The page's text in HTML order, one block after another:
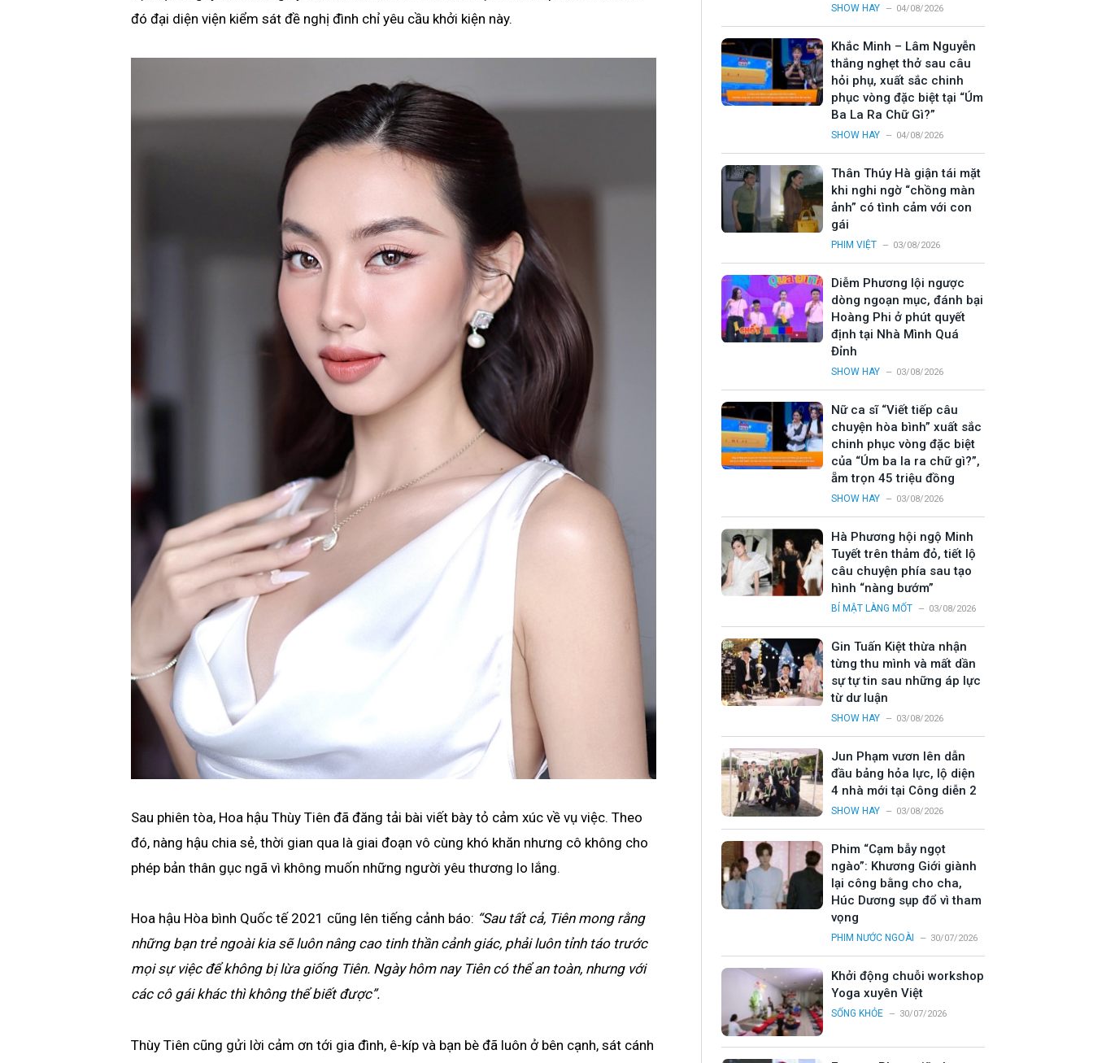
đó đại diện viện kiểm sát đề nghị đình chỉ yêu cầu khởi kiện này.
Sau phiên tòa, Hoa hậu Thùy Tiên đã đăng tải bài viết bày tỏ cảm xúc về vụ việc. Theo
đó, nàng hậu chia sẻ, thời gian qua là giai đoạn vô cùng khó khăn nhưng cô không cho
phép bản thân gục ngã vì không muốn những người yêu thương lo lắng.
Hoa hậu Hòa bình Quốc tế 2021 cũng lên tiếng cảnh báo: “Sau tất cả, Tiên mong rằng
những bạn trẻ ngoài kia sẽ luôn nâng cao tinh thần cảnh giác, phải luôn tỉnh táo trước
mọi sự việc để không bị lừa giống Tiên. Ngày hôm nay Tiên có thể an toàn, nhưng với
các cô gái khác thì không thể biết được”.
Thùy Tiên cũng gửi lời cảm ơn tới gia đình, ê-kíp và bạn bè đã luôn ở bên cạnh, sát cánh
SHOW HAY 04/08/2026
Khắc Minh – Lâm Nguyễn
thắng nghẹt thở sau câu
hỏi phụ, xuất sắc chinh
phục vòng đặc biệt tại “Úm
Ba La Ra Chữ Gì?”
SHOW HAY 04/08/2026
Thân Thúy Hà giận tái mặt
khi nghi ngờ “chồng màn
ảnh” có tình cảm với con
gái
PHIM VIỆT 03/08/2026
Diễm Phương lội ngược
dòng ngoạn mục, đánh bại
Hoàng Phi ở phút quyết
định tại Nhà Mình Quá
Đỉnh
SHOW HAY 03/08/2026
Nữ ca sĩ “Viết tiếp câu
chuyện hòa bình” xuất sắc
chinh phục vòng đặc biệt
của “Úm ba la ra chữ gì?”,
ẵm trọn 45 triệu đồng
SHOW HAY 03/08/2026
Hà Phương hội ngộ Minh
Tuyết trên thảm đỏ, tiết lộ
câu chuyện phía sau tạo
hình “nàng bướm”
BÍ MẬT LÀNG MỐT 03/08/2026
Gin Tuấn Kiệt thừa nhận
từng thu mình và mất dần
sự tự tin sau những áp lực
từ dư luận
SHOW HAY 03/08/2026
Jun Phạm vươn lên dẫn
đầu bảng hỏa lực, lộ diện
4 nhà mới tại Công diễn 2
SHOW HAY 03/08/2026
Phim “Cạm bẫy ngọt
ngào”: Khương Giới giành
lại công bằng cho cha,
Húc Dương sụp đổ vì tham
vọng
PHIM NƯỚC NGOÀI 30/07/2026
Khởi động chuỗi workshop
Yoga xuyên Việt
SỐNG KHỎE 30/07/2026